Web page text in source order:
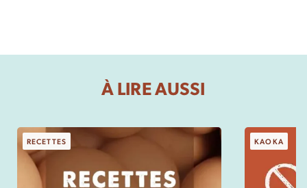
À LIRE AUSSI
RECETTES KAOKA